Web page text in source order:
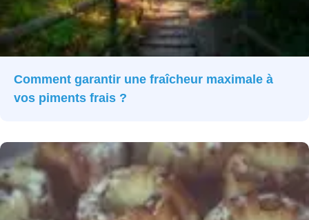
Comment garantir une fraîcheur maximale à
vos piments frais ?